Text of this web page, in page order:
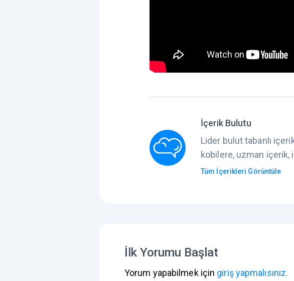
İçerik Bulutu
Lider bulut tabanlı
kobilere, uzman
Tüm İçerikleri Görüntüle
İlk Yorumu Başlat
Yorum yapabilmek için giriş yapmalısınız.